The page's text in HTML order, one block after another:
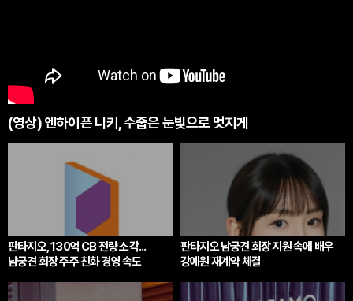
(영상) 엔하이픈 니키, 수줍은 눈빛으로 멋지게
판타지오, 130억 CB 전량 소각...
남궁견 회장 주주 친화 경영 속도
판타지오 남궁견 회장 지원 속에 배우
강예원 재계약 체결